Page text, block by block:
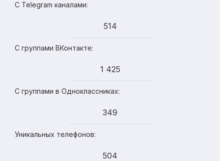
С Telegram каналами:
514
С группами ВКонтакте:
1 425
С группами в Одноклассниках:
349
Уникальных телефонов:
504